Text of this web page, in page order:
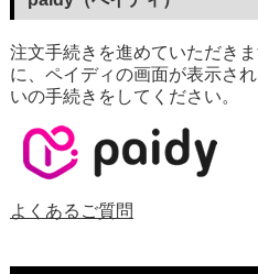
注文手続きを進めていただき
に、ペイディの画面が表示さ
いの手続きをしてください。
よくあるご質問